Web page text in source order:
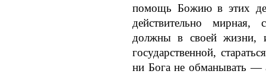
помощь Божию в этих
действительно мирная,
должны в своей жизни,
государственной,
ни Бога не обманывать